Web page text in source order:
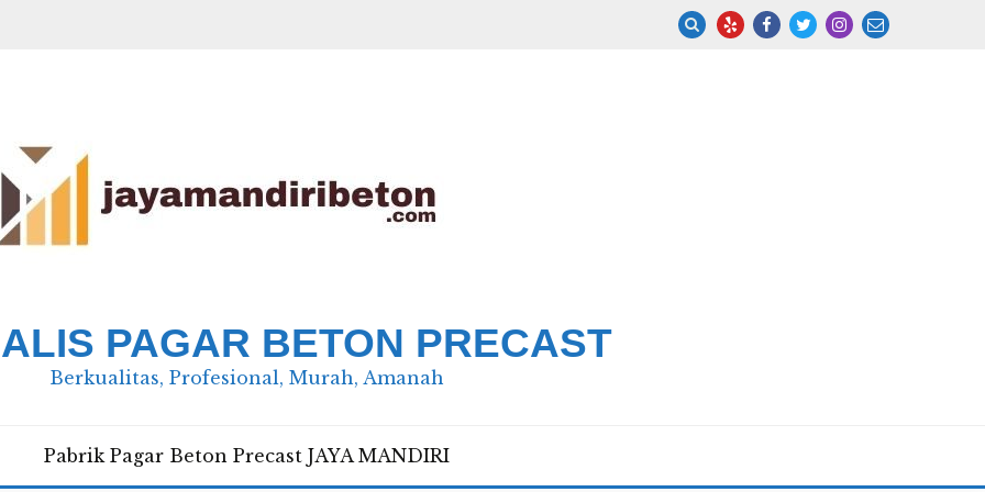
PAGAR BETON PRECAST
Berkualitas, Profesional, Murah, Amanah
Pabrik Pagar Beton Precast JAYA MANDIRI